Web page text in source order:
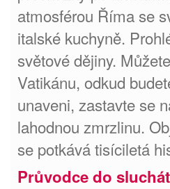
atmosférou Říma se
italské kuchyně.
světové dějiny.
Vatikánu, odkud
unaveni, zastavte se
lahodnou zmrzlinu.
se potkává tisíciletá
Průvodce do